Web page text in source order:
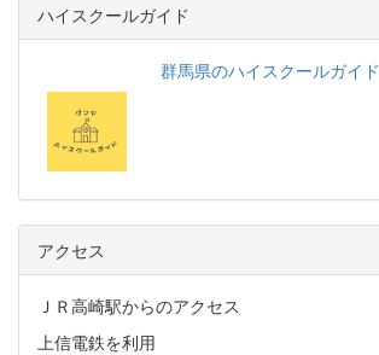
ハイスクールガイド
群馬県のハイスクールガイド
アクセス
ＪＲ高崎駅からのアクセス
上信電鉄を利用